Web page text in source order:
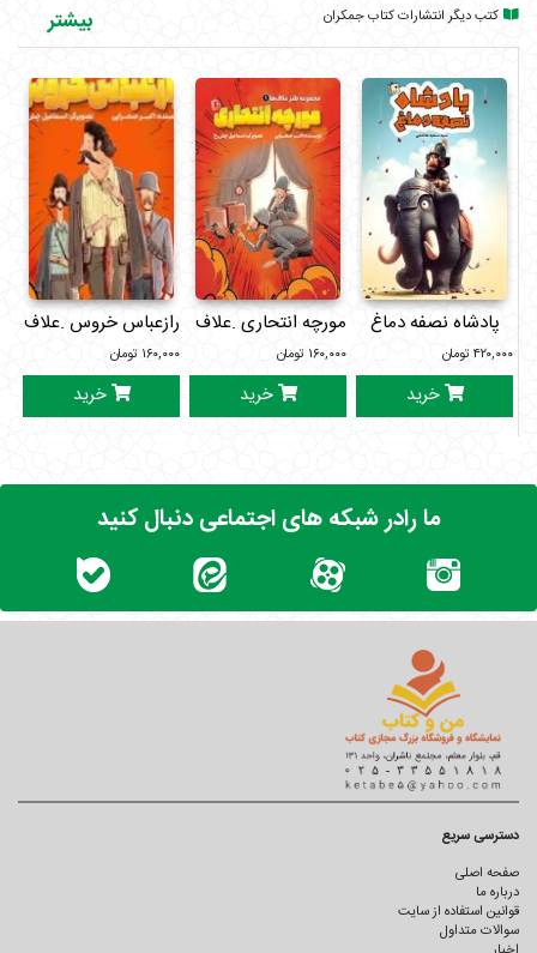
کتب دیگر انتشارات کتاب جمکران بیشتر
پادشاه نصفه دماغ
۴۲۰,۰۰۰ تومان
خرید
مورچه انتحاری .علاف ها1
۱۶۰,۰۰۰ تومان
خرید
رازعباس خروس .علاف ها2
۱۶۰,۰۰۰ تومان
خرید
ما رادر شبکه های اجتماعی دنبال کنید
دسترسی سریع
صفحه اصلی
درباره ما
قوانین استفاده از سایت
سوالات متداول